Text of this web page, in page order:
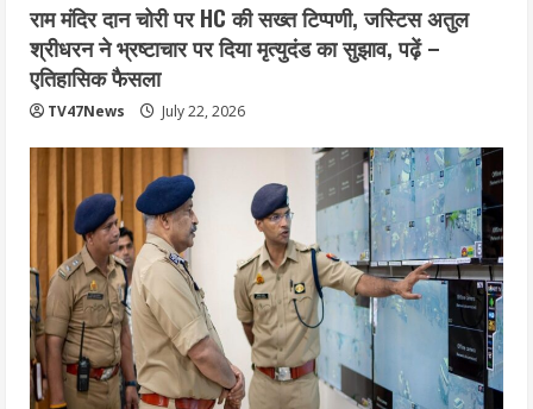
राम मंदिर दान चोरी पर HC की सख्त टिप्पणी, जस्टिस अतुल
श्रीधरन ने भ्रष्टाचार पर द‍िया मृत्युदंड का सुझाव, पढ़ें –
एत‍िहास‍िक फैसला
TV47News July 22, 2026